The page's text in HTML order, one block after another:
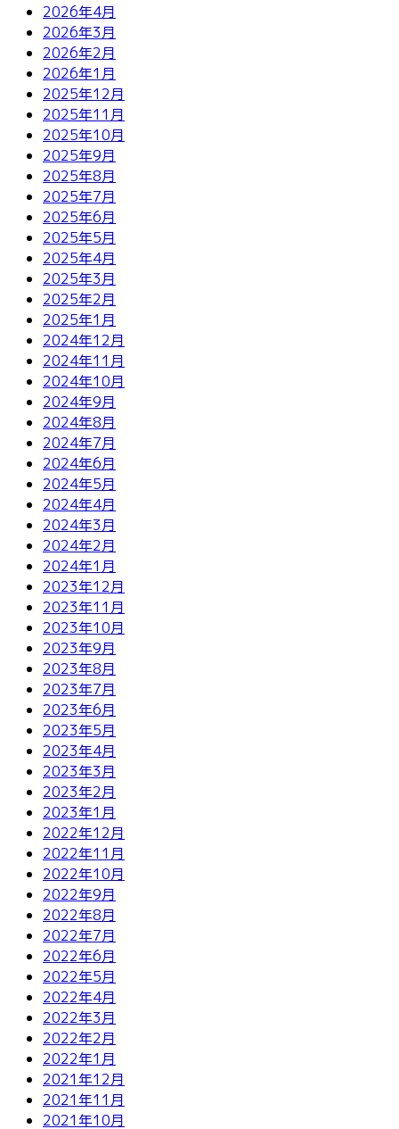
2026年4月
2026年3月
2026年2月
2026年1月
2025年12月
2025年11月
2025年10月
2025年9月
2025年8月
2025年7月
2025年6月
2025年5月
2025年4月
2025年3月
2025年2月
2025年1月
2024年12月
2024年11月
2024年10月
2024年9月
2024年8月
2024年7月
2024年6月
2024年5月
2024年4月
2024年3月
2024年2月
2024年1月
2023年12月
2023年11月
2023年10月
2023年9月
2023年8月
2023年7月
2023年6月
2023年5月
2023年4月
2023年3月
2023年2月
2023年1月
2022年12月
2022年11月
2022年10月
2022年9月
2022年8月
2022年7月
2022年6月
2022年5月
2022年4月
2022年3月
2022年2月
2022年1月
2021年12月
2021年11月
2021年10月